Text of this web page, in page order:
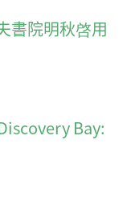
書院明秋啓用
Bay: